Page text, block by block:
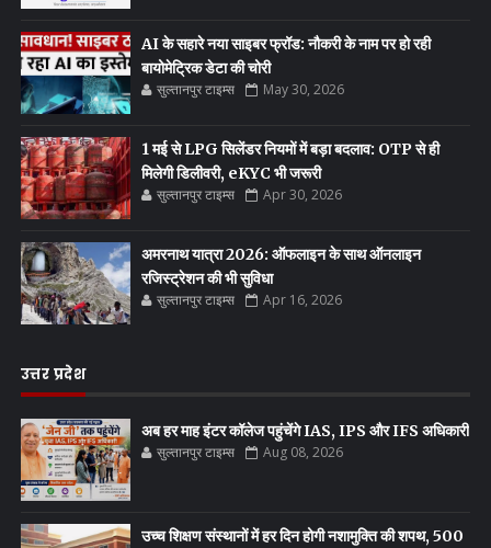
AI के सहारे नया साइबर फ्रॉड: नौकरी के नाम पर हो रही
बायोमेट्रिक डेटा की चोरी
सुल्तानपुर टाइम्स May 30, 2026
1 मई से LPG सिलेंडर नियमों में बड़ा बदलाव: OTP से ही
मिलेगी डिलीवरी, eKYC भी जरूरी
सुल्तानपुर टाइम्स Apr 30, 2026
अमरनाथ यात्रा 2026: ऑफलाइन के साथ ऑनलाइन
रजिस्ट्रेशन की भी सुविधा
सुल्तानपुर टाइम्स Apr 16, 2026
उत्तर प्रदेश
अब हर माह इंटर कॉलेज पहुंचेंगे IAS, IPS और IFS अधिकारी
सुल्तानपुर टाइम्स Aug 08, 2026
उच्च शिक्षण संस्थानों में हर दिन होगी नशामुक्ति की शपथ, 500